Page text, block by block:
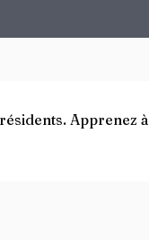
Apprenez à